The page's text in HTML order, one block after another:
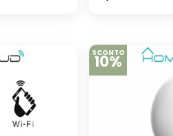
SCONTO
10%